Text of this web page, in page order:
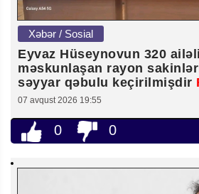
Xəbər / Sosial
Eyvaz Hüseynovun 320
məskunlaşan rayon
səyyar qəbulu keçirilmişdir
07 avqust 2026 19:55
0 0